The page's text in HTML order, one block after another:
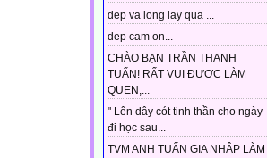
dep va long lay qua ...
dep cam on...
CHÀO BẠN TRẦN THANH
TUẤN! RẤT VUI ĐƯỢC LÀM
QUEN,...
" Lên dây cót tinh thần cho ngày
đi học sau...
TVM ANH TUẤN GIA NHẬP LÀM